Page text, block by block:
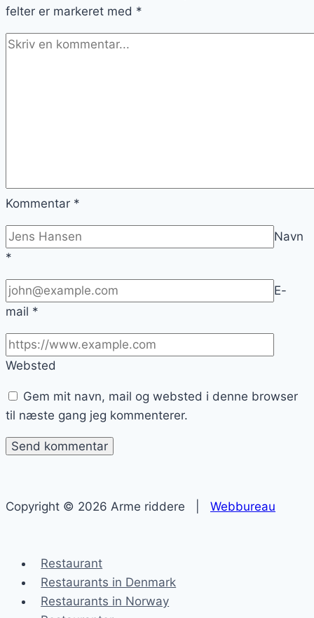
felter er markeret med *
Kommentar *
Navn
*
E-
mail *
Websted
Gem mit navn, mail og websted i denne browser
til næste gang jeg kommenterer.
Copyright © 2026 Arme riddere | Webbureau
Restaurant
Restaurants in Denmark
Restaurants in Norway